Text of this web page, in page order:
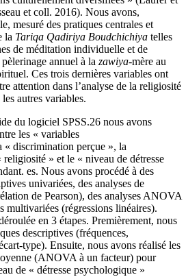
et coll. 2016). Nous avons,
mesuré des pratiques centrales et
la Tariqa Qadiriya Boudchichiya telles
de méditation individuelle et de
annuel à la zawiya-mère au
Ces trois dernières variables ont
attention dans l’analyse de la religiosité
autres variables.
du logiciel SPSS.26 nous avons
les « variables
« discrimination perçue », la
» et le « niveau de détresse
es. Nous avons procédé à des
univariées, des analyses de
de Pearson), des analyses ANOVA
multivariées (régressions linéaires).
en 3 étapes. Premièrement, nous
descriptives (fréquences,
type). Ensuite, nous avons réalisé les
(ANOVA à un facteur) pour
de « détresse psychologique »